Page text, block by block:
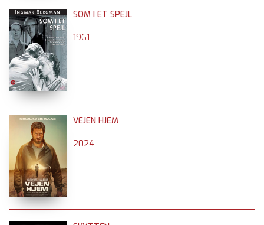
SOM I ET SPEJL
1961
VEJEN HJEM
2024